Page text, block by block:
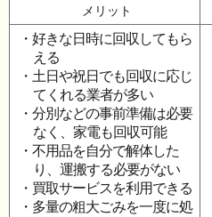
メリット
・好きな日時に回収してもら
える
・土日や祝日でも回収に応じ
てくれる業者が多い
・分別などの事前準備は必要
なく、家電も回収可能
・不用品を自分で解体した
り、運搬する必要がない
・買取サービスを利用できる
・多量の粗大ごみを一度に処